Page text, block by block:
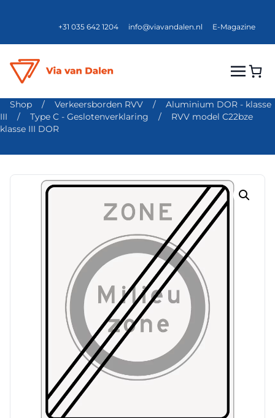
+31 035 642 1204 info@viavandalen.nl E-Magazine
Shop / Verkeersborden RVV /
Aluminium DOR - klasse
III
/ Type C - Geslotenverklaring /
RVV model C22bze
klasse III DOR